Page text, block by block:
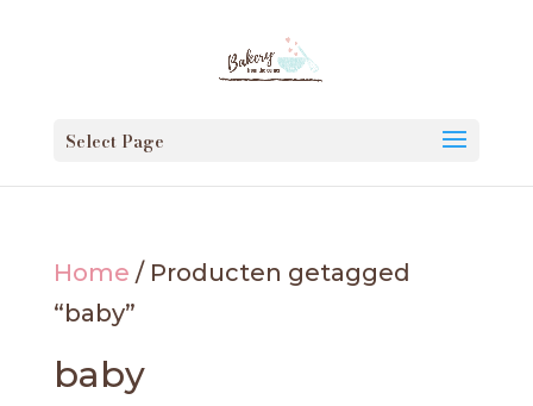
Select Page
Home / Producten getagged
“baby”
baby